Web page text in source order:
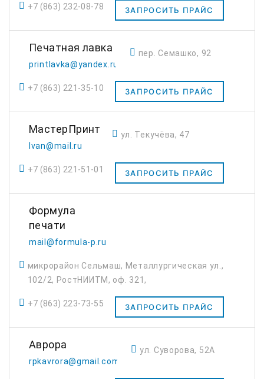
+7 (863) 232-08-78 ЗАПРОСИТЬ ПРАЙС
Печатная лавка
printlavka@yandex.ru
пер. Семашко, 92
+7 (863) 221-35-10 ЗАПРОСИТЬ ПРАЙС
МастерПринт
Ivan@mail.ru
ул. Текучёва, 47
+7 (863) 221-51-01 ЗАПРОСИТЬ ПРАЙС
Формула
печати
mail@formula-p.ru
микрорайон Сельмаш, Металлургическая ул.,
102/2, РостНИИТМ, оф. 321,
+7 (863) 223-73-55 ЗАПРОСИТЬ ПРАЙС
Аврора
rpkavrora@gmail.com
ул. Суворова, 52А